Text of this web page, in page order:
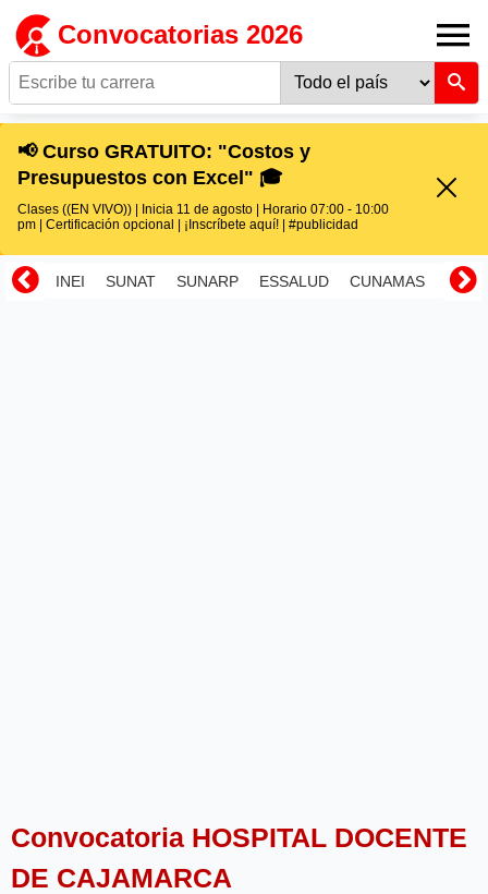
Convocatorias 2026
📢 Curso GRATUITO: "Costos y
Presupuestos con Excel" 🎓
Clases ((EN VIVO)) | Inicia 11 de agosto | Horario 07:00 - 10:00
pm | Certificación opcional | ¡Inscríbete aquí! | #publicidad
INEI SUNAT SUNARP ESSALUD CUNAMAS
Convocatoria HOSPITAL DOCENTE
DE CAJAMARCA